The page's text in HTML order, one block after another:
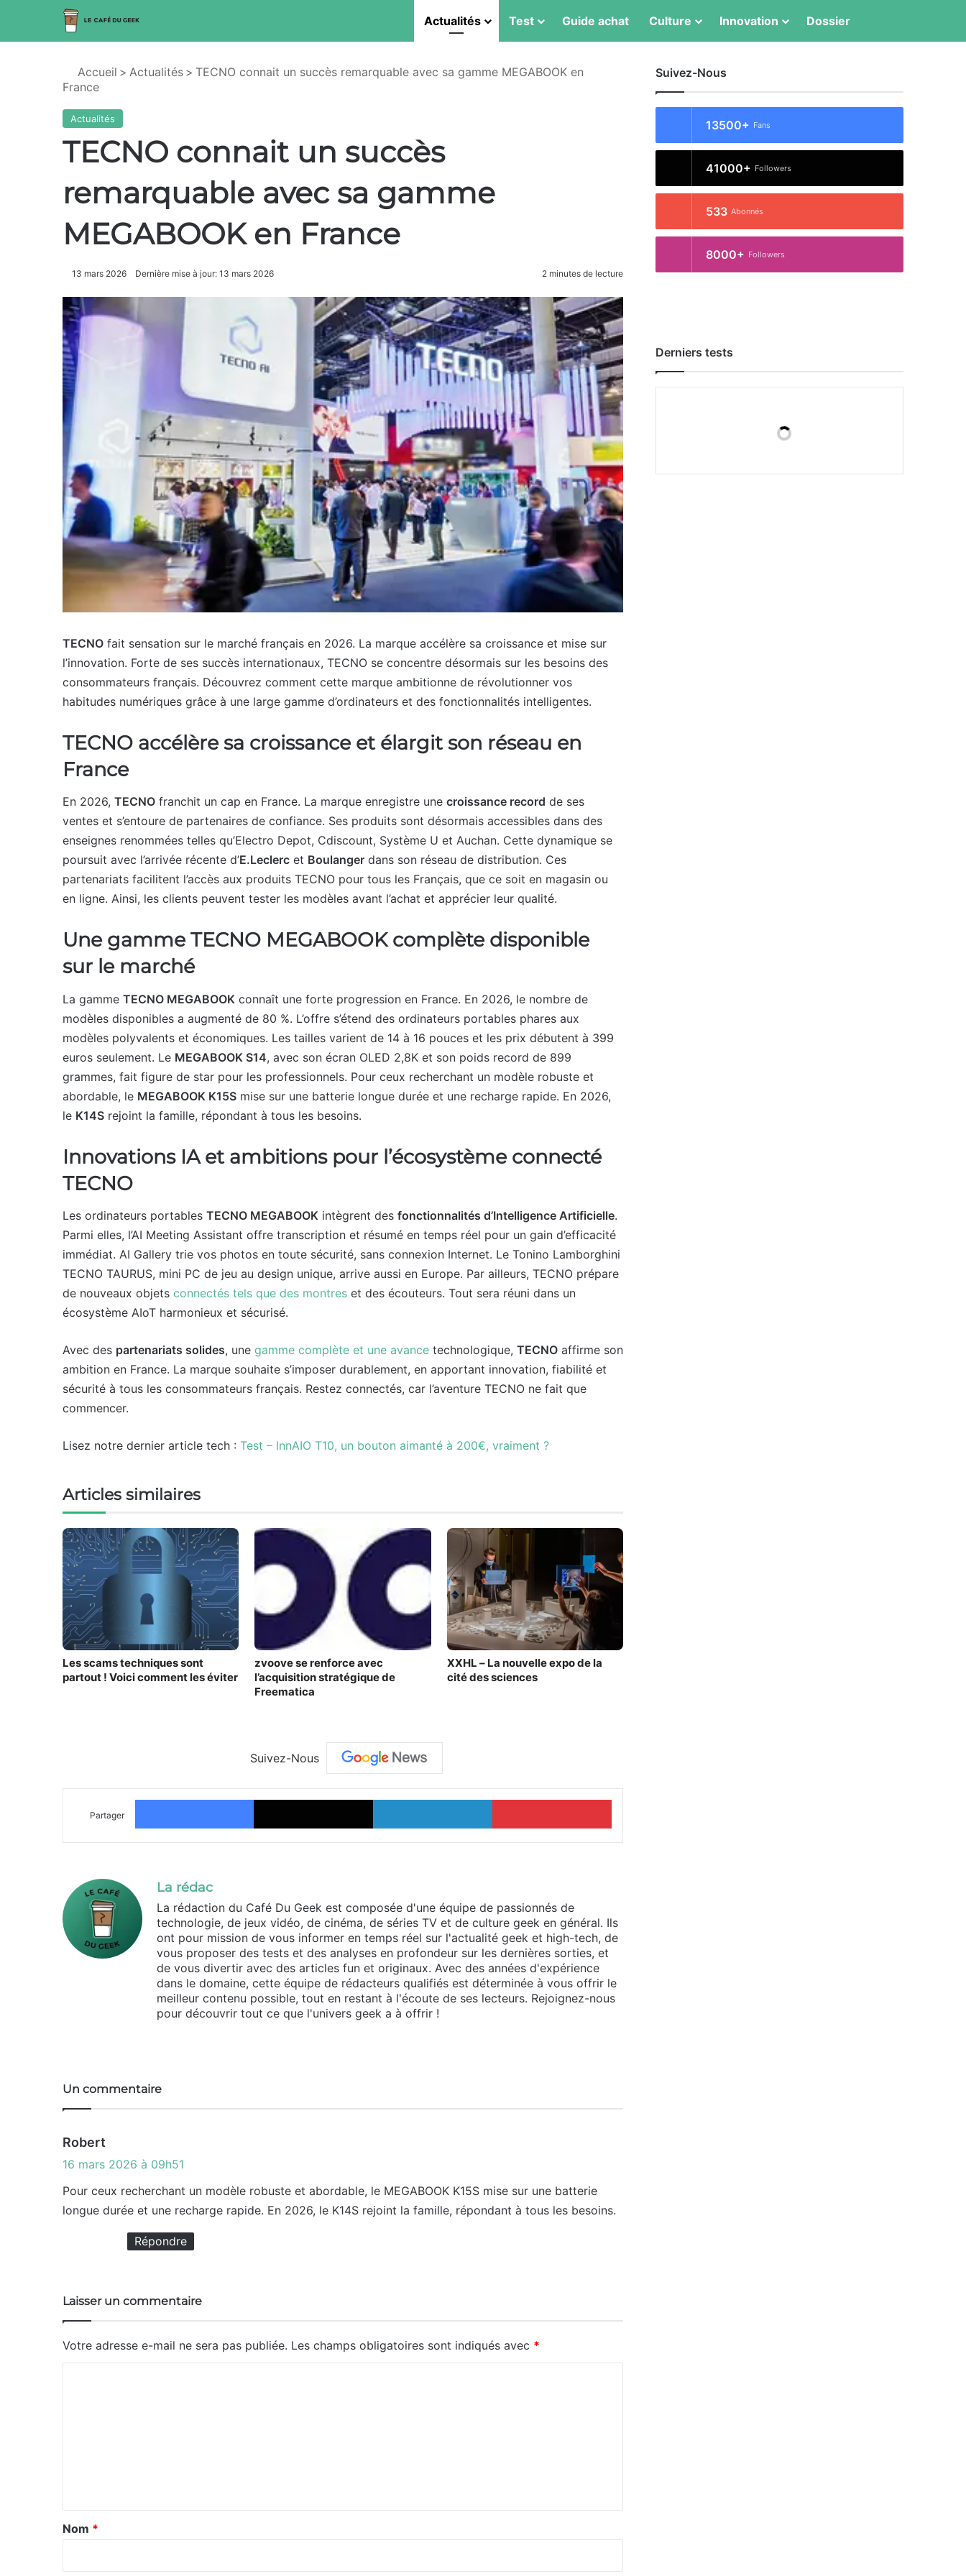
Actualités Test Guide achat Culture Innovation Dossier
Accueil > Actualités > TECNO connait un succès remarquable avec sa gamme MEGABOOK en
France
Actualités
TECNO connait un succès
remarquable avec sa gamme
MEGABOOK en France
13 mars 2026 Dernière mise à jour: 13 mars 2026 2 minutes de lecture
TECNO fait sensation sur le marché français en 2026. La marque accélère sa croissance et mise sur
l’innovation. Forte de ses succès internationaux, TECNO se concentre désormais sur les besoins des
consommateurs français. Découvrez comment cette marque ambitionne de révolutionner vos
habitudes numériques grâce à une large gamme d’ordinateurs et des fonctionnalités intelligentes.
TECNO accélère sa croissance et élargit son réseau en
France
En 2026, TECNO franchit un cap en France. La marque enregistre une croissance record de ses
ventes et s’entoure de partenaires de confiance. Ses produits sont désormais accessibles dans des
enseignes renommées telles qu’Electro Depot, Cdiscount, Système U et Auchan. Cette dynamique se
poursuit avec l’arrivée récente d’E.Leclerc et Boulanger dans son réseau de distribution. Ces
partenariats facilitent l’accès aux produits TECNO pour tous les Français, que ce soit en magasin ou
en ligne. Ainsi, les clients peuvent tester les modèles avant l’achat et apprécier leur qualité.
Une gamme TECNO MEGABOOK complète disponible
sur le marché
La gamme TECNO MEGABOOK connaît une forte progression en France. En 2026, le nombre de
modèles disponibles a augmenté de 80 %. L’offre s’étend des ordinateurs portables phares aux
modèles polyvalents et économiques. Les tailles varient de 14 à 16 pouces et les prix débutent à 399
euros seulement. Le MEGABOOK S14, avec son écran OLED 2,8K et son poids record de 899
grammes, fait figure de star pour les professionnels. Pour ceux recherchant un modèle robuste et
abordable, le MEGABOOK K15S mise sur une batterie longue durée et une recharge rapide. En 2026,
le K14S rejoint la famille, répondant à tous les besoins.
Innovations IA et ambitions pour l’écosystème connecté
TECNO
Les ordinateurs portables TECNO MEGABOOK intègrent des fonctionnalités d’Intelligence Artificielle.
Parmi elles, l’AI Meeting Assistant offre transcription et résumé en temps réel pour un gain d’efficacité
immédiat. AI Gallery trie vos photos en toute sécurité, sans connexion Internet. Le Tonino Lamborghini
TECNO TAURUS, mini PC de jeu au design unique, arrive aussi en Europe. Par ailleurs, TECNO prépare
de nouveaux objets connectés tels que des montres et des écouteurs. Tout sera réuni dans un
écosystème AIoT harmonieux et sécurisé.
Avec des partenariats solides, une gamme complète et une avance technologique, TECNO affirme son
ambition en France. La marque souhaite s’imposer durablement, en apportant innovation, fiabilité et
sécurité à tous les consommateurs français. Restez connectés, car l’aventure TECNO ne fait que
commencer.
Lisez notre dernier article tech : Test – InnAIO T10, un bouton aimanté à 200€, vraiment ?
Articles similaires
Les scams techniques sont
partout ! Voici comment les éviter
zvoove se renforce avec
l’acquisition stratégique de
Freematica
XXHL – La nouvelle expo de la
cité des sciences
Suivez-Nous
Partager
Facebook X Linkedin Pinterest
La rédac
La rédaction du Café Du Geek est composée d'une équipe de passionnés de
technologie, de jeux vidéo, de cinéma, de séries TV et de culture geek en général. Ils
ont pour mission de vous informer en temps réel sur l'actualité geek et high-tech, de
vous proposer des tests et des analyses en profondeur sur les dernières sorties, et
de vous divertir avec des articles fun et originaux. Avec des années d'expérience
dans le domaine, cette équipe de rédacteurs qualifiés est déterminée à vous offrir le
meilleur contenu possible, tout en restant à l'écoute de ses lecteurs. Rejoignez-nous
pour découvrir tout ce que l'univers geek a à offrir !
Un commentaire
Robert
16 mars 2026 à 09h51
Pour ceux recherchant un modèle robuste et abordable, le MEGABOOK K15S mise sur une batterie
longue durée et une recharge rapide. En 2026, le K14S rejoint la famille, répondant à tous les besoins.
Répondre
Laisser un commentaire
Votre adresse e-mail ne sera pas publiée. Les champs obligatoires sont indiqués avec *
a
r
Nom *
Suivez-Nous
13500+ Fans
41000+ Followers
533 Abonnés
8000+ Followers
Derniers tests